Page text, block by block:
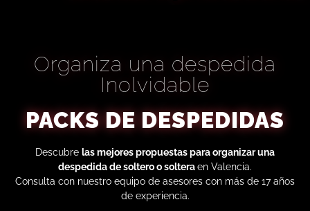
Organiza una despedida
Inolvidable
PACKS DE DESPEDIDAS
Descubre las mejores propuestas para organizar una
despedida de soltero o solteraen Valencia.
Consulta con nuestro equipo de asesores con más de 17 años
de experiencia.